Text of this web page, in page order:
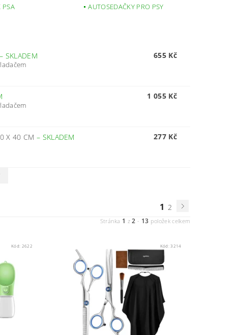
PSA AUTOSEDAČKY PRO PSY
– SKLADEM 655 Kč
1 055 Kč
X 40 CM – SKLADEM 277 Kč
1 2
Stránka 1 z2 - 13 položek celkem
Kód: 2622 Kód:3214